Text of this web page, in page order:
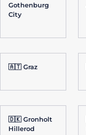
Gothenburg
City
🇦🇹 Graz
🇩🇰 Gronholt
Hillerod